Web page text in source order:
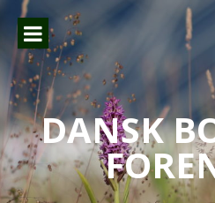
Spring
indhold
DANSK